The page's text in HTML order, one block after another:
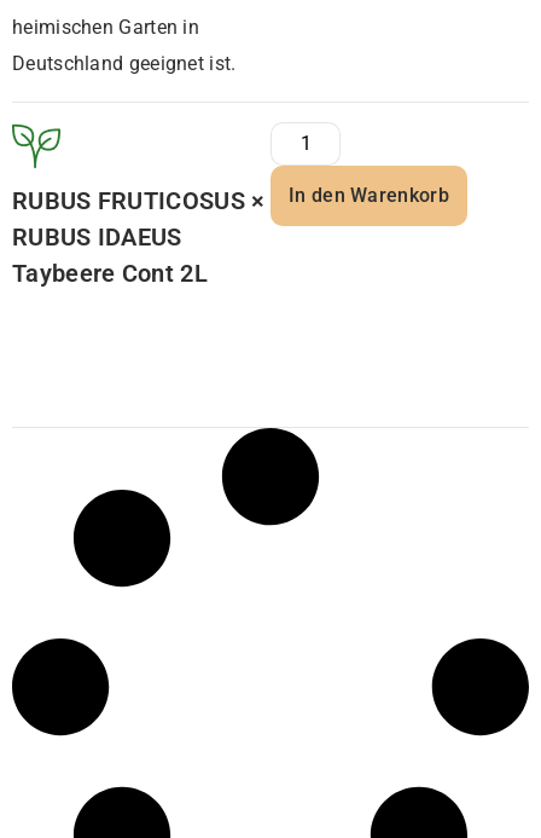
heimischen Garten in
Deutschland geeignet ist.
RUBUS FRUTICOSUS ×
RUBUS IDAEUS
Taybeere Cont 2L
In den Warenkorb